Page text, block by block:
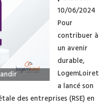
10/06/2024
Pour
contribuer à
un avenir
durable,
LogemLoiret
a lancé son
des entreprises (RSE) en